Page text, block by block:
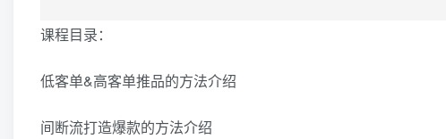
课程目录：
低客单&高客单推品的方法介绍
间断流打造爆款的方法介绍